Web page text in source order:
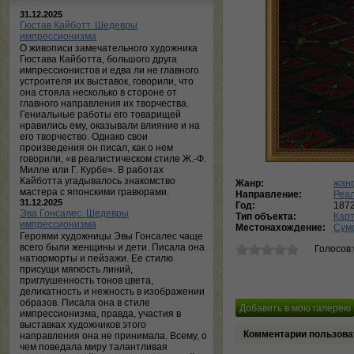
31.12.2025
Гюстав Кайботт. Шедевры
импрессионизма
О живописи замечательного художника
Гюстава Кайботта, большого друга
импрессионистов и едва ли не главного
устроителя их выставок, говорили, что
она стояла несколько в стороне от
главного направления их творчества.
Гениальные работы его товарищей
нравились ему, оказывали влияние и на
его творчество. Однако свои
произведения он писал, как о нем
говорили, «в реалистическом стиле Ж.-Ф.
Милле или Г. Курбе». В работах
Кайботта угадывалось знакомство
мастера с японскими гравюрами.
31.12.2025
Эва Гонсалес. Шедевры
импрессионизма
Героями художницы Эвы Гонсалес чаще
всего были женщины и дети. Писала она
натюрморты и пейзажи. Ее стилю
присущи мягкость линий,
приглушенность тонов цвета,
деликатность и нежность в изображении
образов. Писала она в стиле
импрессионизма, правда, участия в
выставках художников этого
направления она не принимала. Всему, о
чем поведала миру талантливая
Жанр:
Направление:
Год:
Тип объекта:
Местонахождение:
Комментарии